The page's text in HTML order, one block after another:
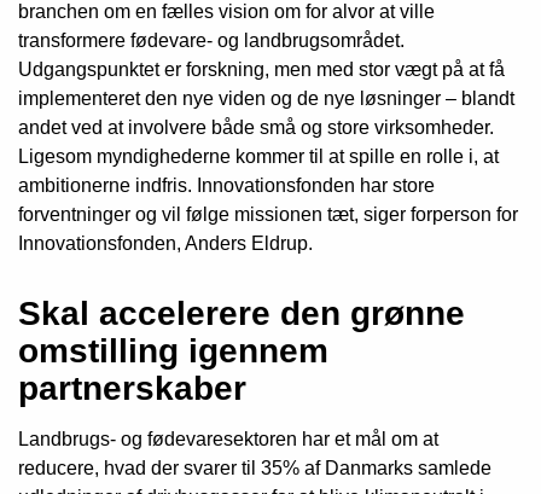
branchen om en fælles vision om for alvor at ville
transformere fødevare- og landbrugsområdet.
Udgangspunktet er forskning, men med stor vægt på at få
implementeret den nye viden og de nye løsninger – blandt
andet ved at involvere både små og store virksomheder.
Ligesom myndighederne kommer til at spille en rolle i, at
ambitionerne indfris. Innovationsfonden har store
forventninger og vil følge missionen tæt, siger forperson for
Innovationsfonden, Anders Eldrup.
Skal accelerere den grønne
omstilling igennem
partnerskaber
Landbrugs- og fødevaresektoren har et mål om at
reducere, hvad der svarer til 35% af Danmarks samlede